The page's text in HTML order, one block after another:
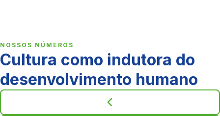
NOSSOS NÚMEROS
Cultura como indutora do
desenvolvimento humano